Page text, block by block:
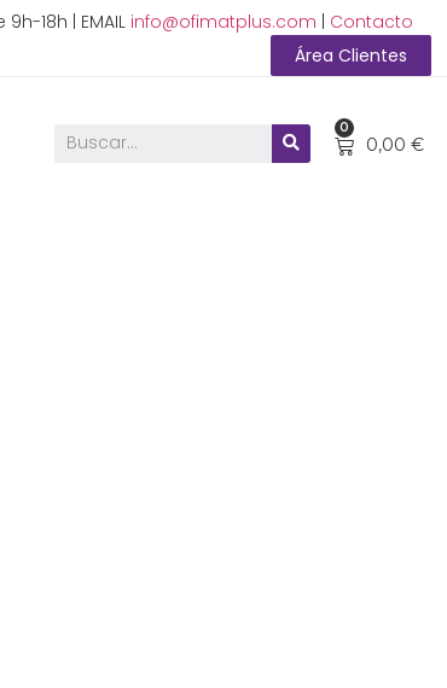
18h | EMAIL info@ofimatplus.com
Contacto
Área Clientes
0,00 €
0